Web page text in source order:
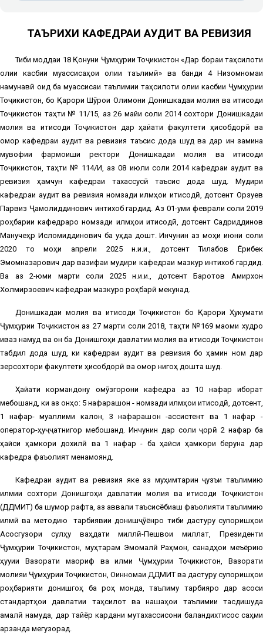
ТАЪРИХИ КАФЕДРАИ АУДИТ ВА РЕВИЗИЯ
Тибқи моддаи 18 Қонуни Ҷумҳурии Тоҷикистон «Дар бораи таҳсилоти
олии касбии муассисаҳои олии таълимӣ» ва банди 4 Низомномаи
намунавӣ оид ба муассисаи таълимии таҳсилоти олии касбии Ҷумҳурии
Тоҷикистон, бо Қарори Шӯрои Олимони Донишкадаи молия ва иқтисоди
Тоҷикистон таҳти № 11/15, аз 26 майи соли 2014 сохтори Донишкадаи
молия ва иқтисоди Тоҷикистон дар ҳайати факултети ҳисобдорӣ ва
омор кафедраи аудит ва ревизия таъсис дода шуд ва дар ин замина
мувофиқи фармоиши ректори Донишкадаи молия ва иқтисоди
Тоҷикистон, таҳти № 114/И, аз 08 июли соли 2014 кафедраи аудит ва
ревизия ҳамчун кафедраи тахассусӣ таъсис дода шуд. Мудири
кафедраи аудит ва ревизия номзади илмҳои иқтисодӣ, дотсент Орзуев
Парвиз Ҷамолиддинович интихоб гардид. Аз 01-уми феврали соли 2019
роҳбарии кафедраро номзади илмҳои иқтисодӣ, дотсент Садриддинов
Манучеҳр Исломиддинович ба уҳда дошт. Инчунин аз моҳи июни соли
2020 то моҳи апрели 2025 н.и.и., дотсент Тилабов Ёрибек
Эмомназарович дар вазифаи мудири кафедраи мазкур интихоб гардид.
Ва аз 2-юми марти соли 2025 н.и.и., дотсент Баротов Амирхон
Холмирзоевич кафедраи мазкуро роҳбарӣ мекунад.
Донишкадаи молия ва иқтисоди Тоҷикистон бо Қарори Ҳукумати
Ҷумҳурии Тоҷикистон аз 27 марти соли 2018, таҳти №169 мақоми худро
иваз намуд ва он ба Донишгоҳи давлатии молия ва иқтисоди Тоҷикистон
табдил дода шуд, ки кафедраи аудит ва ревизия бо ҳамин ном дар
зерсохтори факултети ҳисобдорӣ ва омор нигоҳ дошта шуд.
Ҳайати кормандону омӯзгорони кафедра аз 10 нафар иборат
мебошанд, ки аз онҳо: 5 нафарашон - номзади илмҳои иқтисодӣ, дотсент,
1 нафар- муаллими калон, 3 нафарашон -ассистент ва 1 нафар -
оператор-ҳуҷҷатнигор мебошанд. Инчунин дар соли ҷорӣ 2 нафар ба
ҳайси ҳамкори дохилӣ ва 1 нафар - ба ҳайси ҳамкори беруна дар
кафедра фаъолият менамоянд.
Кафедраи аудит ва ревизия яке аз муҳимтарин ҷузъи таълимию
илмии сохтори Донишгоҳи давлатии молия ва иқтисоди Тоҷикистон
(ДДМИТ) ба шумор рафта, аз аввали таъсисёбиаш фаъолияти таълимию
илмӣ ва методию
тарбиявии донишҷӯёнро тибқи дастуру супоришҳои
Асосгузори сулҳу ваҳдати миллӣ-Пешвои миллат, Президенти
Ҷумҳурии Тоҷикистон, муҳтарам Эмомалӣ Раҳмон, санадҳои меъёрию
ҳуқуқии Вазорати маориф ва илми Ҷумҳурии Тоҷикистон, Вазорати
молияи Ҷумҳурии Тоҷикистон, Оинномаи ДДМИТ ва дастуру супоришҳои
роҳбарияти донишгоҳ ба роҳ монда, таълиму тарбияро дар асоси
стандартҳои давлатии таҳсилот ва нақшаҳои таълимии тасдиқшуда
амалӣ намуда, дар тайёр кардани мутахассисони баландихтисос саҳми
арзанда мегузорад.